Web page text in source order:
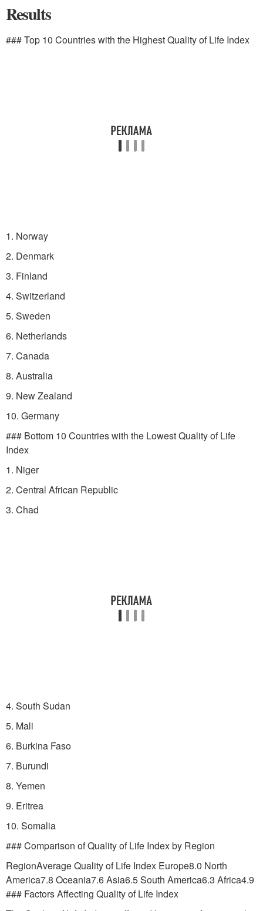
Results
### Top 10 Countries with the Highest Quality of Life Index
1. Norway
2. Denmark
3. Finland
4. Switzerland
5. Sweden
6. Netherlands
7. Canada
8. Australia
9. New Zealand
10. Germany
### Bottom 10 Countries with the Lowest Quality of Life
Index
1. Niger
2. Central African Republic
3. Chad
4. South Sudan
5. Mali
6. Burkina Faso
7. Burundi
8. Yemen
9. Eritrea
10. Somalia
### Comparison of Quality of Life Index by Region
RegionAverage Quality of Life Index Europe8.0 North
America7.8 Oceania7.6 Asia6.5 South America6.3 Africa4.9
### Factors Affecting Quality of Life Index